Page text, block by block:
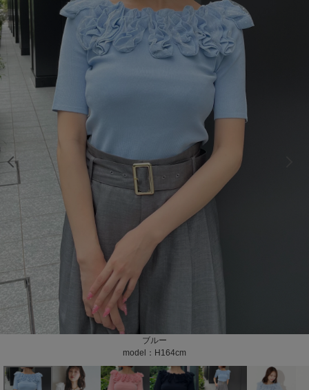
ブルー
model：H164cm
ホワイト
model：H160cm
ピンク
model：H164cm
ブラック
model：H164cm
model：H164cm color：ブルー
model：H163cm color：ブルー
model：H163cm color：ブルー
model：H163cm color：ブルー
color：ブルー
color：ブルー
color：ブルー
model：H163cm color：ブルー
model：H160cm color：ホワイト
model：H160cm color：ホワイト
model：H160cm color：ホワイト
model：H160cm color：ホワイト
model：H160cm color：ホワイト
model：H160cm color：ホワイト
model：H163cm color：ホワイト
model：H163cm color：ホワイト
model：H163cm color：ホワイト
color：ホワイト
color：ホワイト
color：ホワイト
model：H163cm color：ホワイト
model：H164cm color：ピンク
model：H163cm color：ピンク
model：H163cm color：ピンク
model：H163cm color：ピンク
color：ピンク
color：ピンク
color：ピンク
model：H163cm color：ピンク
model：H164cm color：ピンク
model：H164cm color：ブラック
model：H164cm color：ブラック
model：H163cm color：ブラック
model：H163cm color：ブラック
model：H163cm color：ブラック
color：ブラック
color：ブラック
color：ブラック
model：H163cm color：ブラック